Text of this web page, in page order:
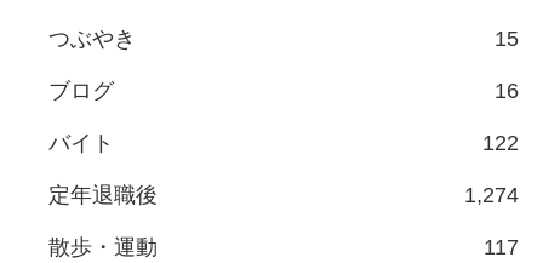
つぶやき 15
ブログ 16
バイト 122
定年退職後 1,274
散歩・運動 117